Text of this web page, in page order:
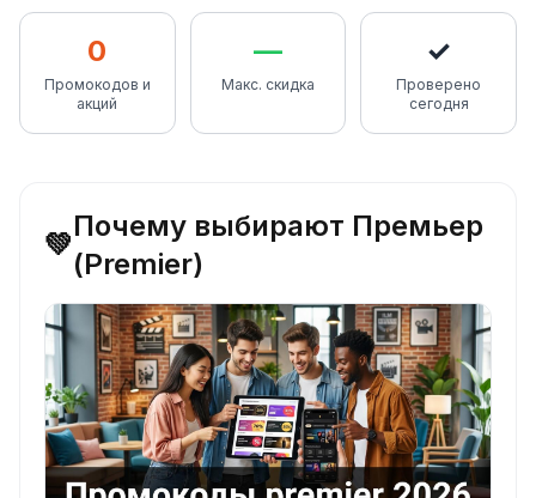
0
Промокодов и
акций
—
Макс. скидка
✓
Проверено
сегодня
💚
Почему выбирают Премьер
(Premier)